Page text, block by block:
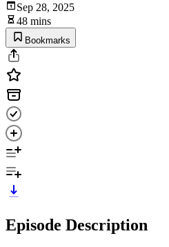
Sep 28, 2025
48 mins
Bookmarks
Episode Description